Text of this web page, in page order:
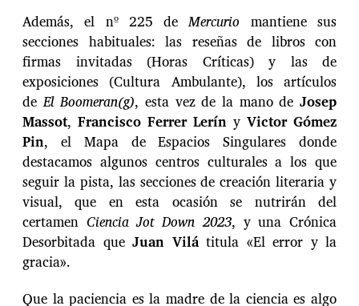
Además, el nº 225 deMercurio mantiene sus
secciones habituales: las reseñas de libros con
firmas invitadas (Horas Críticas) y las de
exposiciones (Cultura Ambulante), los artículos
deEl Boomeran(g), esta vez de la mano deJosep
Massot, Francisco Ferrer Lerín y Victor Gómez
Pin, el Mapa de Espacios Singulares donde
destacamos algunos centros culturales a los que
seguir la pista, las secciones de creación literaria y
visual, que en esta ocasión se nutrirán del
certamen Ciencia Jot Down 2023, y una Crónica
Desorbitada que Juan Vilátitula «El error y la
gracia».
Que la paciencia es la madre de la ciencia es algo